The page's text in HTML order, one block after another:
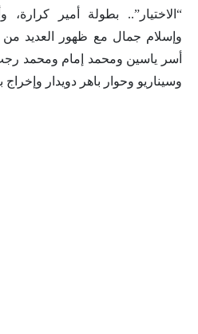
“الاختيار”.. بطولة أمير كرارة،
وإسلام جمال مع ظهور العديد
أسر ياسين ومحمد إمام ومحمد رجب
وسيناريو وحوار باهر دويدار